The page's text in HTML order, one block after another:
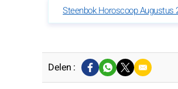
Steenbok Horoscoop Augustus
Delen :